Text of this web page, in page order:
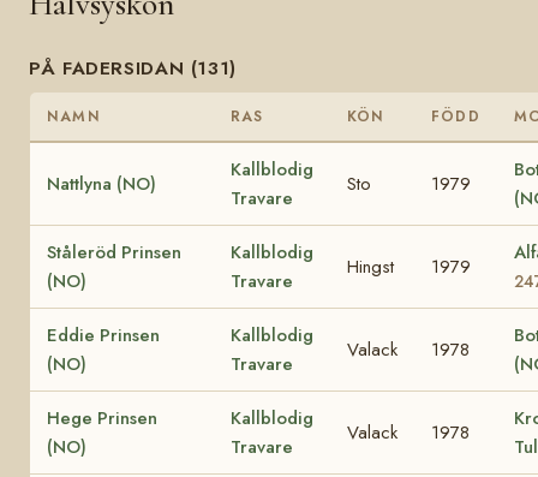
PÅ FADERSIDAN (131)
NAMN RAS KÖN FÖDD
Nattlyna (NO)
Kallblodig
Travare
Sto 1979
Ståleröd Prinsen
(NO)
Kallblodig
Travare
Hingst 1979
Eddie Prinsen
(NO)
Kallblodig
Travare
Valack 1978
Hege Prinsen
(NO)
Kallblodig
Travare
Valack 1978